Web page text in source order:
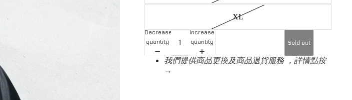
XL
Decrease
quantity
Increase
quantity
Sold out
我們提供商品更換及商品退貨服務 ，詳情點按
→